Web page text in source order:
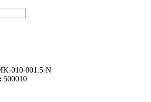
010-001.5-N
500010